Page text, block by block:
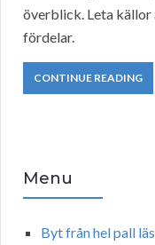
överblick. Leta källor
fördelar.
CONTINUE READING
Menu
Byt från hel pall